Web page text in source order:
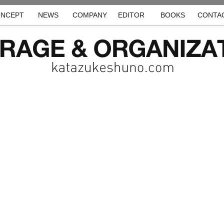
NEWS COMPANY EDITOR BOOKS